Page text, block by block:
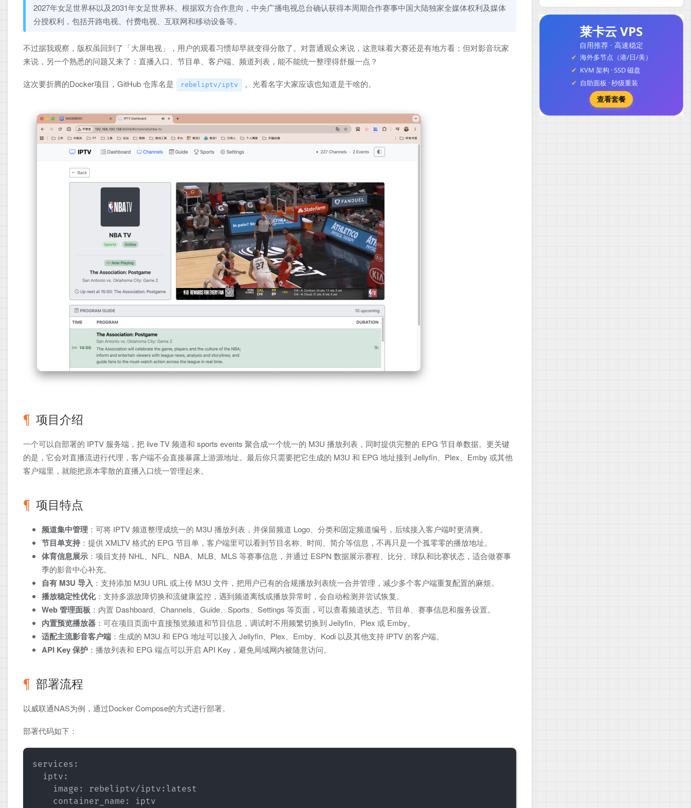
2027年女足世界杯以及2031年女足世界杯。根据双方合作意向，中央广播电视总台确认获得本周期合作赛事中国大陆独家全媒体权利及媒体
分授权利，包括开路电视、付费电视、互联网和移动设备等。
不过据我观察，版权虽回到了「大屏电视」，用户的观看习惯却早就变得分散了。对普通观众来说，这意味着大赛还是有地方看；但对影音玩家
来说，另一个熟悉的问题又来了：直播入口、节目单、客户端、频道列表，能不能统一整理得舒服一点？
这次要折腾的Docker项目，GitHub 仓库名是 rebeliptv/iptv 。光看名字大家应该也知道是干啥的。
项目介绍
一个可以自部署的 IPTV 服务端，把 live TV 频道和 sports events 聚合成一个统一的 M3U 播放列表，同时提供完整的 EPG 节目单数据。更关键
的是，它会对直播流进行代理，客户端不会直接暴露上游源地址。最后你只需要把它生成的 M3U 和 EPG 地址接到 Jellyfin、Plex、Emby 或其他
客户端里，就能把原本零散的直播入口统一管理起来。
项目特点
频道集中管理 ：可将 IPTV 频道整理成统一的 M3U 播放列表，并保留频道 Logo、分类和固定频道编号，后续接入客户端时更清爽。
节目单支持：提供 XMLTV 格式的 EPG 节目单，客户端里可以看到节目名称、时间、简介等信息，不再只是一个孤零零的播放地址。
体育信息展示 ：项目支持 NHL、NFL、NBA、MLB、MLS 等赛事信息，并通过 ESPN 数据展示赛程、比分、球队和比赛状态，适合做赛事
季的影音中心补充。
自有 M3U 导入 ：支持添加 M3U URL 或上传 M3U 文件，把用户已有的合规播放列表统一合并管理，减少多个客户端重复配置的麻烦。
播放稳定性优化：支持多源故障切换和流健康监控，遇到频道离线或播放异常时，会自动检测并尝试恢复。
Web 管理面板 ：内置 Dashboard、Channels、Guide、Sports、Settings 等页面，可以查看频道状态、节目单、赛事信息和服务设置。
内置预览播放器 ：可在项目页面中直接预览频道和节目信息，调试时不用频繁切换到 Jellyfin、Plex 或 Emby。
适配主流影音客户端 ：生成的 M3U 和 EPG 地址可以接入 Jellyfin、Plex、Emby、Kodi 以及其他支持 IPTV 的客户端。
API Key 保护 ：播放列表和 EPG 端点可以开启 API Key，避免局域网内被随意访问。
部署流程
以威联通NAS为例，通过Docker Compose的方式进行部署。
部署代码如下：
services:
  iptv:
    image: rebeliptv/iptv:latest
    container_name: iptv
莱卡云 VPS
自用推荐 · 高速稳定
海外多节点（港/日/美）
KVM 架构 · SSD 磁盘
自助面板 · 秒级重装
查看套餐